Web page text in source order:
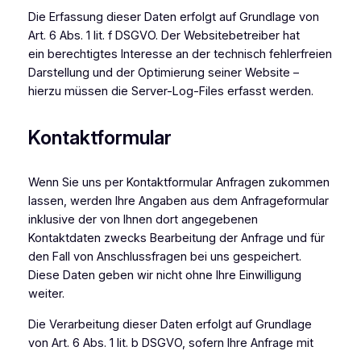
Die Erfassung dieser Daten erfolgt auf Grundlage von
Art. 6 Abs. 1 lit. f DSGVO. Der Websitebetreiber hat
ein berechtigtes Interesse an der technisch fehlerfreien
Darstellung und der Optimierung seiner Website –
hierzu müssen die Server-Log-Files erfasst werden.
Kontaktformular
Wenn Sie uns per Kontaktformular Anfragen zukommen
lassen, werden Ihre Angaben aus dem Anfrageformular
inklusive der von Ihnen dort angegebenen
Kontaktdaten zwecks Bearbeitung der Anfrage und für
den Fall von Anschlussfragen bei uns gespeichert.
Diese Daten geben wir nicht ohne Ihre Einwilligung
weiter.
Die Verarbeitung dieser Daten erfolgt auf Grundlage
von Art. 6 Abs. 1 lit. b DSGVO, sofern Ihre Anfrage mit